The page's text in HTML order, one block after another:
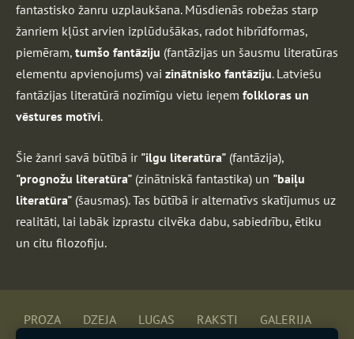
fantastisko žanru uzplaukšana. Mūsdienās robežas starp
žanriem kļūst arvien izplūdušākas, radot hibrīdformas,
piemēram, tumšo fantāziju (fantāzijas un šausmu literatūras
elementu apvienojums) vai zinātnisko fantāziju. Latviešu
fantāzijas literatūrā nozīmīgu vietu ieņem folkloras un
vēstures motīvi.
Šie žanri savā būtībā ir "ilgu literatūra" (fantāzija),
"prognožu literatūra" (zinātniskā fantastika) un "baiļu
literatūra" (šausmas). Tas būtībā ir alternatīvs skatījumus uz
realitāti, lai labāk izprastu cilvēka dabu, sabiedrību, ētiku
un citu filozofiju.
PROZA DZEJA LUGAS RAKSTI
GALERIJA